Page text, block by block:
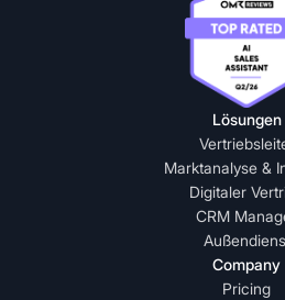
Lösungen
Marktanalyse &
Digitaler
CRM
Company
Pricing